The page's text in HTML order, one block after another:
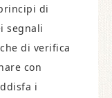
di
segnali
di verifica
con
i